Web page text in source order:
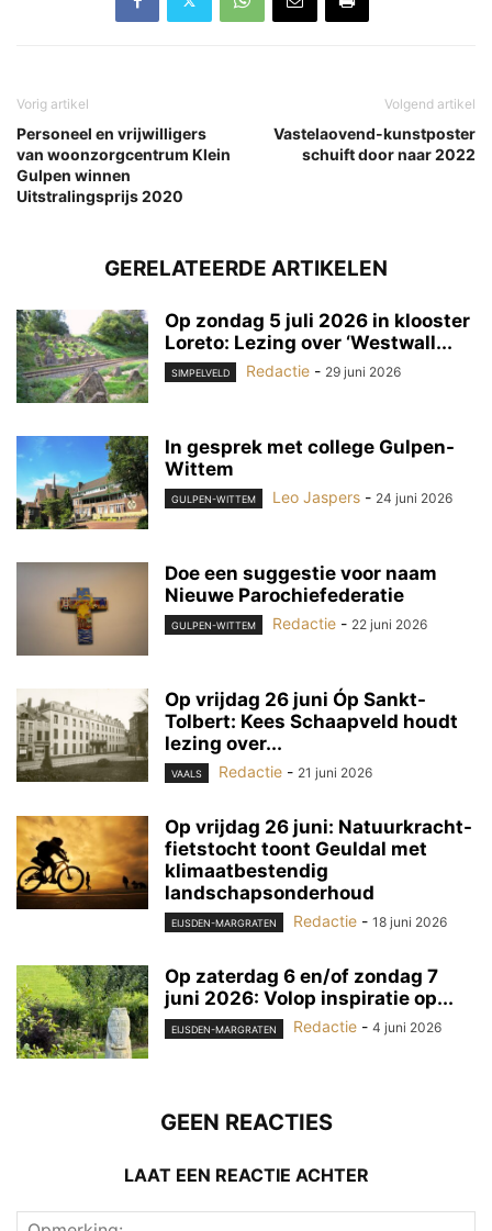
Vorig artikel
Personeel en vrijwilligers
van woonzorgcentrum Klein
Gulpen winnen
Uitstralingsprijs 2020
Volgend artikel
Vas­te­la­o­vend-kunst­pos­ter
schuift door naar 2022
GERELATEERDE ARTIKELEN
Op zondag 5 juli 2026 in klooster
Loreto: Lezing over ‘Westwall...
SIMPELVELD Redactie - 29 juni 2026
In gesprek met college Gulpen-
Wittem
GULPEN-WITTEM Leo Jaspers - 24 juni 2026
Doe een suggestie voor naam
Nieuwe Parochiefederatie
GULPEN-WITTEM Redactie - 22 juni 2026
Op vrijdag 26 juni Óp Sankt-
Tolbert: Kees Schaapveld houdt
lezing over...
VAALS Redactie - 21 juni 2026
Op vrijdag 26 juni: Natuurkracht-
fietstocht toont Geuldal met
klimaatbestendig
landschapsonderhoud
EIJSDEN-MARGRATEN Redactie - 18 juni 2026
Op zaterdag 6 en/of zondag 7
juni 2026: Volop inspiratie op...
EIJSDEN-MARGRATEN Redactie - 4 juni 2026
GEEN REACTIES
LAAT EEN REACTIE ACHTER